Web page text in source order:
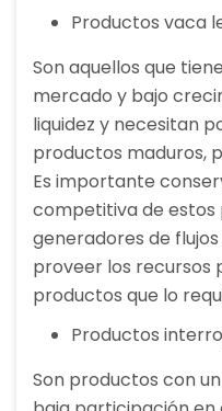
Productos vaca
Son aquellos que
mercado y bajo
liquidez y necesitan
productos maduros,
Es importante
competitiva de estos
generadores de
proveer los recursos
productos que lo
Productos
Son productos con